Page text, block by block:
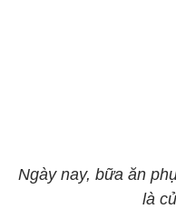
Ngày nay, bữa ăn
là